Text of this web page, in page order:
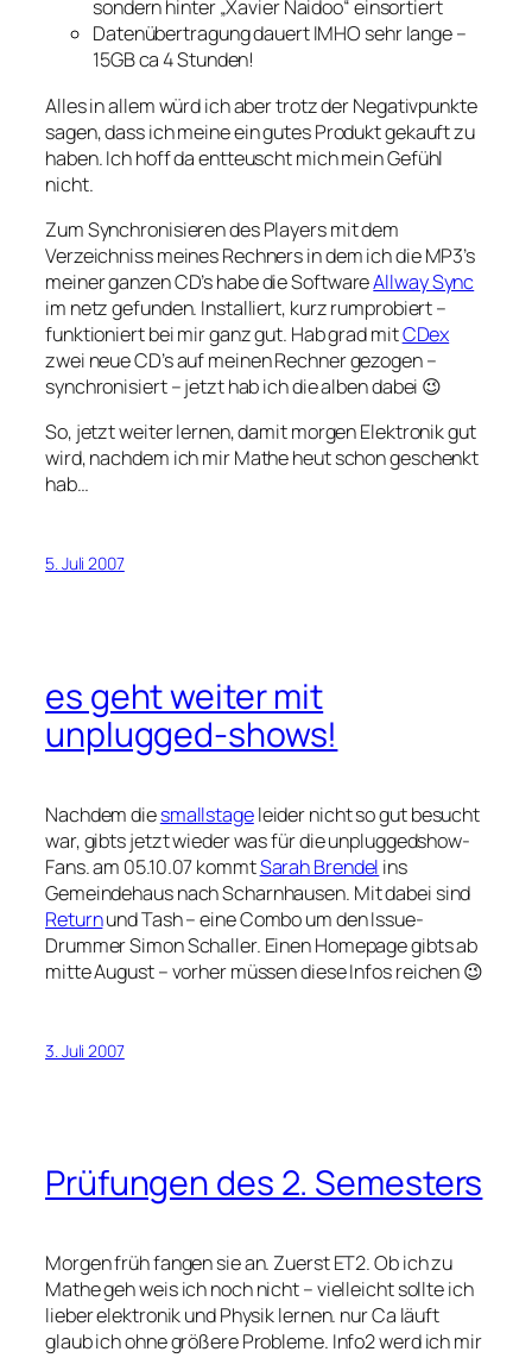
sondern hinter „Xavier Naidoo“ einsortiert
Datenübertragung dauert IMHO sehr lange –
15GB ca 4 Stunden!
Alles in allem würd ich aber trotz der Negativpunkte
sagen, dass ich meine ein gutes Produkt gekauft zu
haben. Ich hoff da entteuscht mich mein Gefühl
nicht.
Zum Synchronisieren des Players mit dem
Verzeichniss meines Rechners in dem ich die MP3’s
meiner ganzen CD’s habe die SoftwareAllway Sync
im netz gefunden. Installiert, kurz rumprobiert –
funktioniert bei mir ganz gut. Hab grad mitCDex
zwei neue CD’s auf meinen Rechner gezogen –
synchronisiert – jetzt hab ich die alben dabei 😉
So, jetzt weiter lernen, damit morgen Elektronik gut
wird, nachdem ich mir Mathe heut schon geschenkt
hab…
5. Juli 2007
es geht weiter mit
unplugged-shows!
Nachdem diesmallstageleider nicht so gut besucht
war, gibts jetzt wieder was für die unpluggedshow-
Fans. am 05.10.07 kommtSarah Brendel ins
Gemeindehaus nach Scharnhausen. Mit dabei sind
Returnund Tash – eine Combo um den Issue-
Drummer Simon Schaller. Einen Homepage gibts ab
mitte August – vorher müssen diese Infos reichen 😉
3. Juli 2007
Prüfungen des 2. Semesters
Morgen früh fangen sie an. Zuerst ET2. Ob ich zu
Mathe geh weis ich noch nicht – vielleicht sollte ich
lieber elektronik und Physik lernen. nur Ca läuft
glaub ich ohne größere Probleme. Info2 werd ich mir